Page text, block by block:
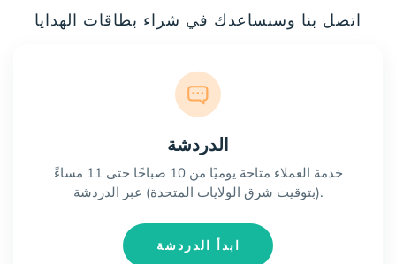
اتصل بنا وسنساعدك في شراء بطاقات الهدايا
الدردشة
خدمة العملاء متاحة يوميًا من 10 صباحًا حتى 11 مساءً
(بتوقيت شرق الولايات المتحدة) عبر الدردشة.
ابدأ الدردشة